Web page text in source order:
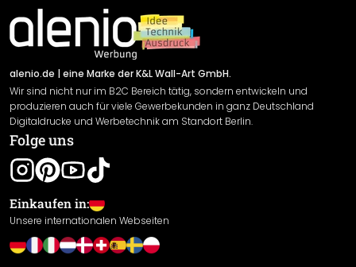
Newsletter An-/Abmeldung
Sendungsverfolgung
Impressum
Versand & Zahlung
Rücksendung
Widerrufsrecht
Datenschutzerklärung
Gewährleistung
Leistungserklärung / CE-Zeichen
Cookie Einstellungen
alenio.de | eine Marke der K&L Wall-Art GmbH.
Wir sind nicht nur im B2C Bereich tätig, sondern entwickeln und
produzieren auch für viele Gewerbekunden in ganz Deutschland
Digitaldrucke und Werbetechnik am Standort Berlin.
Folge uns
Einkaufen in:
Unsere internationalen Webseiten